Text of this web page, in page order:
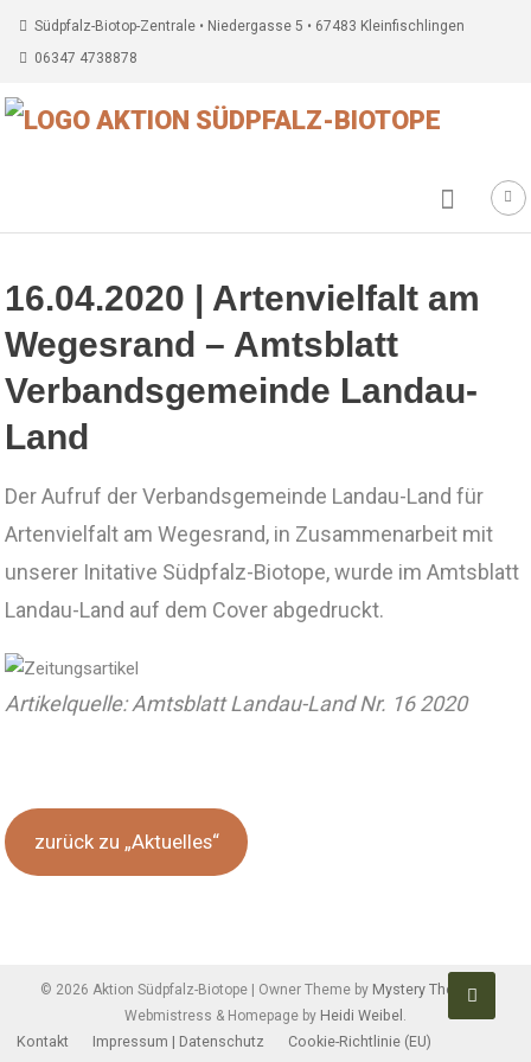
Südpfalz-Biotop-Zentrale • Niedergasse 5 • 67483 Kleinfischlingen
06347 4738878
16.04.2020 | Artenvielfalt am
Wegesrand – Amtsblatt
Verbandsgemeinde Landau-
Land
Der Aufruf der Verbandsgemeinde Landau-Land für
Artenvielfalt am Wegesrand, in Zusammenarbeit mit
unserer Initative Südpfalz-Biotope, wurde im Amtsblatt
Landau-Land auf dem Cover abgedruckt.
Artikelquelle: Amtsblatt Landau-Land Nr. 16 2020
zurück zu „Aktuelles“
© 2026 Aktion Südpfalz-Biotope | Owner Theme by Mystery Themes
Webmistress & Homepage by Heidi Weibel
Kontakt Impressum | Datenschutz Cookie-Richtlinie (EU)